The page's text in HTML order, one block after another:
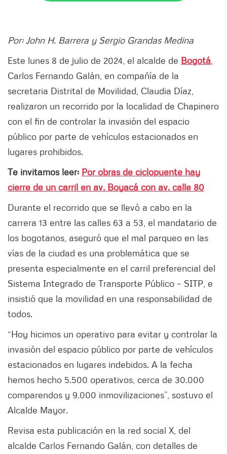
Por: John H. Barrera y Sergio Grandas Medina
Este lunes 8 de julio de 2024, el alcalde de Bogotá
Carlos Fernando Galán, en compañía de la
secretaria Distrital de Movilidad, Claudia Díaz,
realizaron un recorrido por la localidad de Chapinero
con el fin de controlar la invasión del espacio
público por parte de vehículos estacionados en
lugares prohibidos.
Te invitamos leer: Por obras de ciclopuente hay
cierre de un carril en av. Boyacá con av. calle 80
Durante el recorrido que se llevó a cabo en la
carrera 13 entre las calles 63 a 53, el mandatario de
los bogotanos, aseguró que el mal parqueo en las
vías de la ciudad es una problemática que se
presenta especialmente en el carril preferencial del
Sistema Integrado de Transporte Público – SITP, e
insistió que la movilidad en una responsabilidad de
todos.
“Hoy hicimos un operativo para evitar y controlar la
invasión del espacio público por parte de vehículos
estacionados en lugares indebidos. A la fecha
hemos hecho 5.500 operativos, cerca de 30.000
comparendos y 9.000 inmovilizaciones”, sostuvo el
Alcalde Mayor.
Revisa esta publicación en la red social X, del
alcalde Carlos Fernando Galán, con detalles de